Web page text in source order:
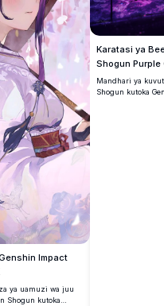
Impact
ya uamuzi wa juu
Shogun kutoka
Karatasi ya
Shogun Purple
Mandhari ya
Shogun kutoka